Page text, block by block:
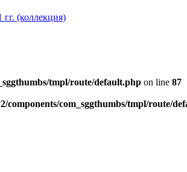
(коллекция)
tmpl/route/default.php on line 87
components/com_sggthumbs/tmpl/route/